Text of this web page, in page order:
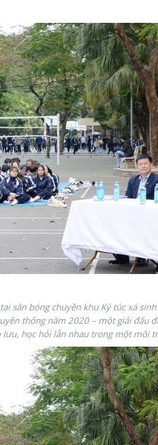
sân bóng chuyền khu Ký túc xá
thống năm 2020 – một giải đấu
lưu, học hỏi lẫn nhau trong một môi